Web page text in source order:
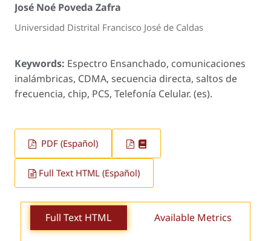
José Noé Poveda Zafra
Universidad Distrital Francisco José de Caldas
Keywords: Espectro Ensanchado, comunicaciones
inalámbricas, CDMA, secuencia directa, saltos de
frecuencia, chip, PCS, Telefonía Celular. (es).
PDF (Español)
Full Text HTML (Español)
Full Text HTML Available Metrics